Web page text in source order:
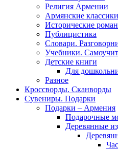
Религия Армении
Армянские классики
Исторические
Публицистика
Словари.
Учебники.
Детские книги
Для
Разное
Кроссворды. Сканворды
Сувениры. Подарки
Подарки – Армения
Подарочные
Деревянные